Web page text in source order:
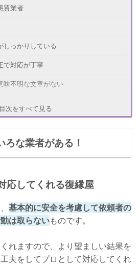
質業者
っかりしている
で対応が丁寧
不明な文章がない
場をみられてしまう
できると早まって失敗
約書がみつかる
難しい
いたら成功しない
目次をすべて見る
な業者がある！
応してくれる復縁屋
基本的に安全を考慮して依頼者の
は取らないものです。
れますので、より望ましい結果を
夫をしてプロとして対応してくれ